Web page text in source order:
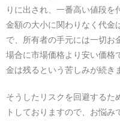
りに出され、一番高い値段を
金額の大小に関わりなく代金
で、所有者の手元には一切お
場合に市場価格より安い価格
金は残るという苦しみが続き
そうしたリスクを回避するた
トしておりますので、お悩み